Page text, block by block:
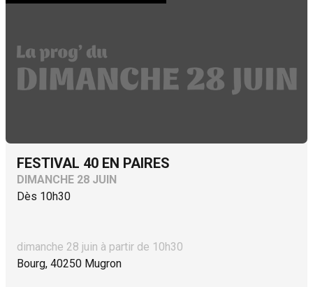
FESTIVAL 40 EN PAIRES
DIMANCHE 28 JUIN
Dès 10h30
dimanche 28 juin à partir de 10h30
Bourg, 40250 Mugron